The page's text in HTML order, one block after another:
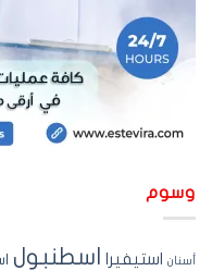
استيفيرا اسطنبول اسعار